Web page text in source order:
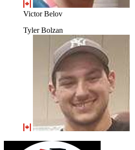
Victor Belov
Tyler Bolzan